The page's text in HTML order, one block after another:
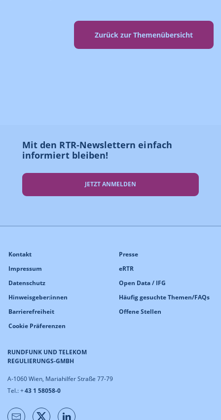
Zurück zur Themenübersicht
Mit den RTR-Newslettern einfach
informiert bleiben!
JETZT ANMELDEN
RUNDFUNK UND TELEKOM
REGULIERUNGS-GMBH
A-1060 Wien, Mariahilfer Straße 77-79
Tel.: +43 1 58058-0
Kontakt
Impressum
Datenschutz
Hinweisgeber:innen
Barrierefreiheit
Cookie Präferenzen
Presse
eRTR
Open Data / IFG
Häufig gesuchte Themen/FAQs
Offene Stellen